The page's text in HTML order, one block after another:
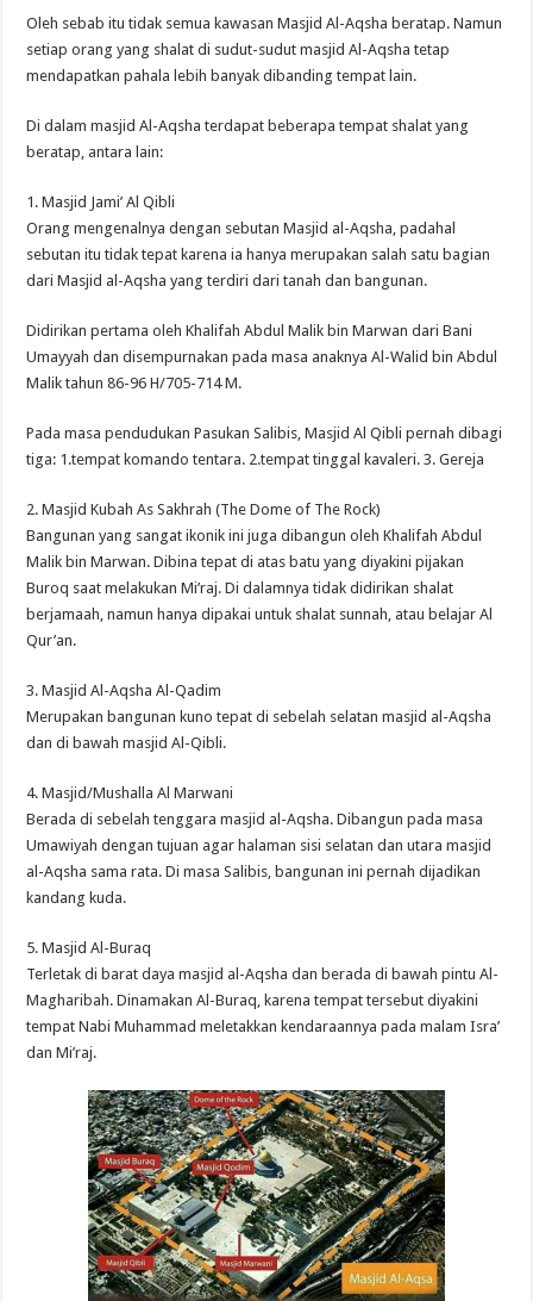
Oleh sebab itu tidak semua kawasan Masjid Al-Aqsha beratap. Namun
setiap orang yang shalat di sudut-sudut masjid Al-Aqsha tetap
mendapatkan pahala lebih banyak dibanding tempat lain.
Di dalam masjid Al-Aqsha terdapat beberapa tempat shalat yang
beratap, antara lain:
1. Masjid Jami’ Al Qibli
Orang mengenalnya dengan sebutan Masjid al-Aqsha, padahal
sebutan itu tidak tepat karena ia hanya merupakan salah satu bagian
dari Masjid al-Aqsha yang terdiri dari tanah dan bangunan.
Didirikan pertama oleh Khalifah Abdul Malik bin Marwan dari Bani
Umayyah dan disempurnakan pada masa anaknya Al-Walid bin Abdul
Malik tahun 86-96 H/705-714 M.
Pada masa pendudukan Pasukan Salibis, Masjid Al Qibli pernah dibagi
tiga: 1.tempat komando tentara. 2.tempat tinggal kavaleri. 3. Gereja
2. Masjid Kubah As Sakhrah (The Dome of The Rock)
Bangunan yang sangat ikonik ini juga dibangun oleh Khalifah Abdul
Malik bin Marwan. Dibina tepat di atas batu yang diyakini pijakan
Buroq saat melakukan Mi’raj. Di dalamnya tidak didirikan shalat
berjamaah, namun hanya dipakai untuk shalat sunnah, atau belajar Al
Qur’an.
3. Masjid Al-Aqsha Al-Qadim
Merupakan bangunan kuno tepat di sebelah selatan masjid al-Aqsha
dan di bawah masjid Al-Qibli.
4. Masjid/Mushalla Al Marwani
Berada di sebelah tenggara masjid al-Aqsha. Dibangun pada masa
Umawiyah dengan tujuan agar halaman sisi selatan dan utara masjid
al-Aqsha sama rata. Di masa Salibis, bangunan ini pernah dijadikan
kandang kuda.
5. Masjid Al-Buraq
Terletak di barat daya masjid al-Aqsha dan berada di bawah pintu Al-
Magharibah. Dinamakan Al-Buraq, karena tempat tersebut diyakini
tempat Nabi Muhammad meletakkan kendaraannya pada malam Isra’
dan Mi’raj.